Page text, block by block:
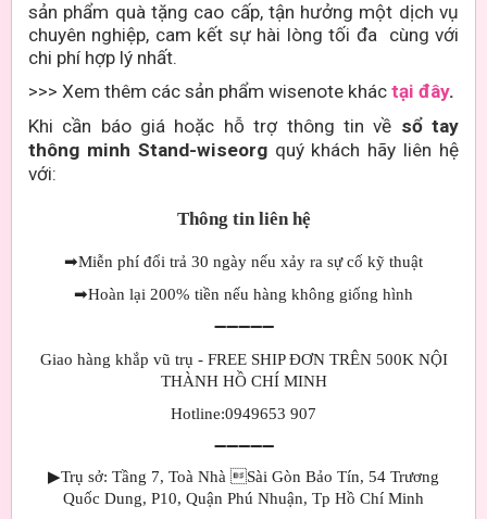
sản phẩm quà tặng cao cấp, tận hưởng một dịch vụ
chuyên nghiệp, cam kết sự hài lòng tối đa cùng với
chi phí hợp lý nhất.
>>> Xem thêm các sản phẩm wisenote khác tại đây.
Khi cần báo giá hoặc hỗ trợ thông tin về sổ tay
thông minh Stand-wiseorg quý khách hãy liên hệ
với:
Thông tin liên hệ
➡Miễn phí đổi trả 30 ngày nếu xảy ra sự cố kỹ thuật
➡Hoàn lại 200% tiền nếu hàng không giống hình
➖➖➖➖➖
Giao hàng khắp vũ trụ - FREE SHIP ĐƠN TRÊN 500K NỘI
THÀNH HỒ CHÍ MINH
Hotline:0949653 907
➖➖➖➖➖
▶Trụ sở: Tầng 7, Toà Nhà Sài Gòn Bảo Tín, 54 Trương
Quốc Dung, P10, Quận Phú Nhuận, Tp Hồ Chí Minh